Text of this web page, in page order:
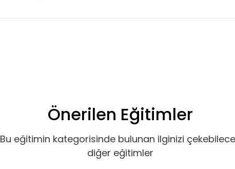
Önerilen Eğitimler
Bu eğitimin kategorisinde bulunan ilginizi
diğer eğitimler